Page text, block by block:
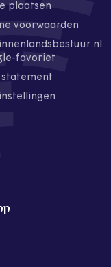
plaatsen
voorwaarden
favoriet